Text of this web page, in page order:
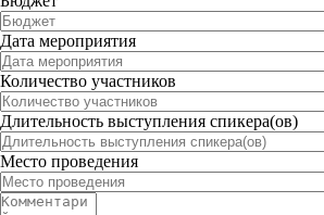
Дата мероприятия
Количество участников
Длительность выступления спикера(ов)
Место проведения